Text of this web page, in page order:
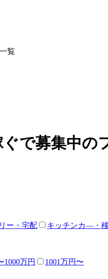
覧
で募集中の
ー・宅配 キッチンカ―・
1000万円 1001万円〜